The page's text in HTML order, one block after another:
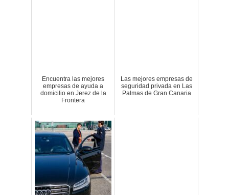
Encuentra las mejores
empresas de ayuda a
domicilio en Jerez de la
Frontera
Las mejores empresas de
seguridad privada en Las
Palmas de Gran Canaria